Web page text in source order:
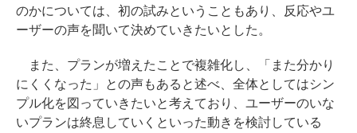
のかについては、初の試みということもあり、反応やユ
ーザーの声を聞いて決めていきたいとした。
また、プランが増えたことで複雑化し、「また分かり
にくくなった」との声もあると述べ、全体としてはシン
プル化を図っていきたいと考えており、ユーザーのいな
いプランは終息していくといった動きを検討している